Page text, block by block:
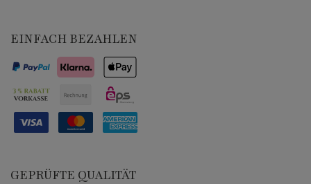
EINFACH BEZAHLEN
GEPRÜFTE QUALITÄT